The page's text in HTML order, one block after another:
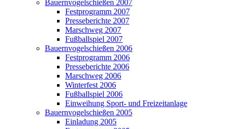
Bauernvogelschießen 2007
Festprogramm 2007
Presseberichte 2007
Marschweg 2007
Fußballspiel 2007
Bauernvogelschießen 2006
Festprogramm 2006
Presseberichte 2006
Marschweg 2006
Winterfest 2006
Fußballspiel 2006
Einweihung Sport- und Freizeitanlage
Bauernvogelschießen 2005
Einladung 2005